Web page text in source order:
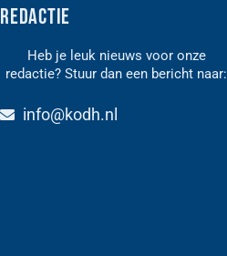
Redactie
Heb je leuk nieuws voor onze
redactie? Stuur dan een bericht naar:
info@kodh.nl